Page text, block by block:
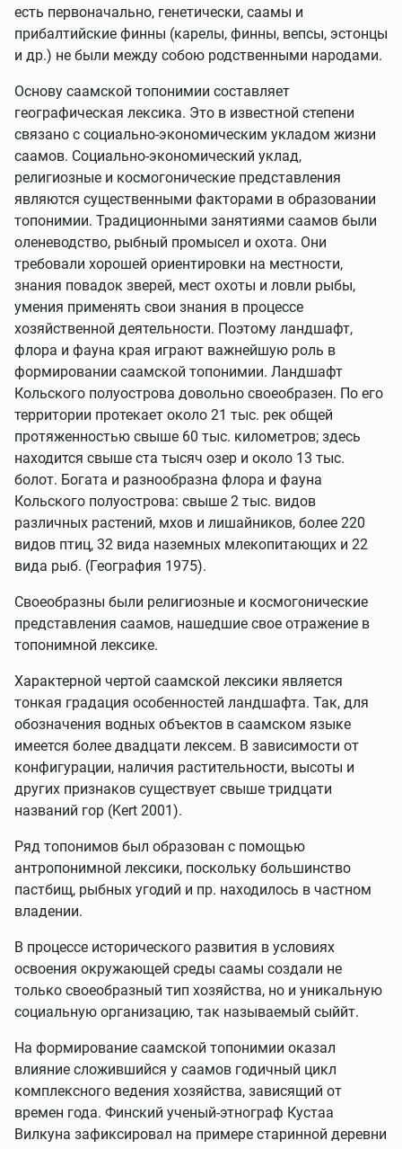
есть первоначально, генетически, саамы и
прибалтийские финны (карелы, финны, вепсы, эстонцы
и др.) не были между собою родственными народами.
Основу саамской топонимии составляет
географическая лексика. Это в известной степени
связано с социально-экономическим укладом жизни
саамов. Социально-экономический уклад,
религиозные и космогонические представления
являются существенными факторами в образовании
топонимии. Традиционными занятиями саамов были
оленеводство, рыбный промысел и охота. Они
требовали хорошей ориентировки на местности,
знания повадок зверей, мест охоты и ловли рыбы,
умения применять свои знания в процессе
хозяйственной деятельности. Поэтому ландшафт,
флора и фауна края играют важнейшую роль в
формировании саамской топонимии. Ландшафт
Кольского полуострова довольно своеобразен. По его
территории протекает около 21 тыс. рек общей
протяженностью свыше 60 тыс. километров; здесь
находится свыше ста тысяч озер и около 13 тыс.
болот. Богата и разнообразна флора и фауна
Кольского полуострова: свыше 2 тыс. видов
различных растений, мхов и лишайников, более 220
видов птиц, 32 вида наземных млекопитающих и 22
вида рыб. (География 1975).
Своеобразны были религиозные и космогонические
представления саамов, нашедшие свое отражение в
топонимной лексике.
Характерной чертой саамской лексики является
тонкая градация особенностей ландшафта. Так, для
обозначения водных объектов в саамском языке
имеется более двадцати лексем. В зависимости от
конфигурации, наличия растительности, высоты и
других признаков существует свыше тридцати
названий гор (Kert 2001).
Ряд топонимов был образован с помощью
антропонимной лексики, поскольку большинство
пастбищ, рыбных угодий и пр. находилось в частном
владении.
В процессе исторического развития в условиях
освоения окружающей среды саамы создали не
только своеобразный тип хозяйства, но и уникальную
социальную организацию, так называемый сыййт.
На формирование саамской топонимии оказал
влияние сложившийся у саамов годичный цикл
комплексного ведения хозяйства, зависящий от
времен года. Финский ученый-этнограф Кустаа
Вилкуна зафиксировал на примере старинной деревни